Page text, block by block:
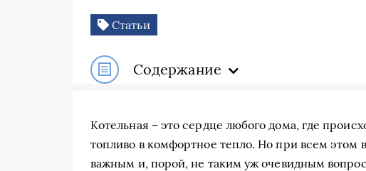
Статьи
Содержание
Котельная – это сердце любого дома, где
топливо в комфортное тепло. Но при всем этом
важным и, порой, не таким уж очевидным